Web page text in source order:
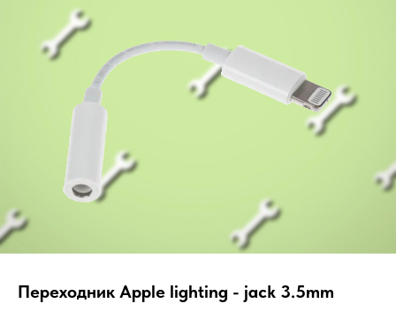
Переходник Apple lighting - jack 3.5mm